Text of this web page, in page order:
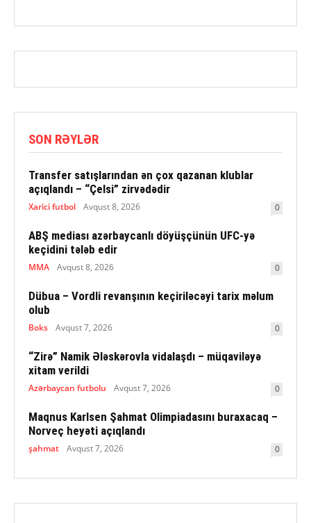
SON RƏYLƏR
Transfer satışlarından ən çox qazanan klublar
açıqlandı – “Çelsi” zirvədədir
Xarici futbol Avqust 8, 2026 0
ABŞ mediası azərbaycanlı döyüşçünün UFC-yə
keçidini tələb edir
MMA Avqust 8, 2026 0
Dübua – Vordli revanşının keçiriləcəyi tarix məlum
olub
Boks Avqust 7, 2026 0
“Zirə” Namik Ələskərovla vidalaşdı – müqaviləyə
xitam verildi
Azərbaycan futbolu Avqust 7, 2026 0
Maqnus Karlsen Şahmat Olimpiadasını buraxacaq –
Norveç heyəti açıqlandı
şahmat Avqust 7, 2026 0